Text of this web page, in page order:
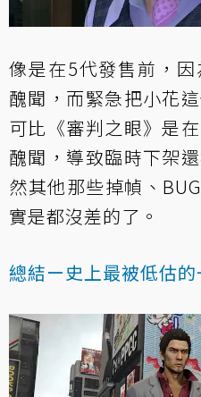
像是在5代發售前，
醜聞，而緊急把小花
可比《審判之眼》是
醜聞，導致臨時下架
然其他那些掉幀、
實是都沒差的了。
總結ー史上最被低估的